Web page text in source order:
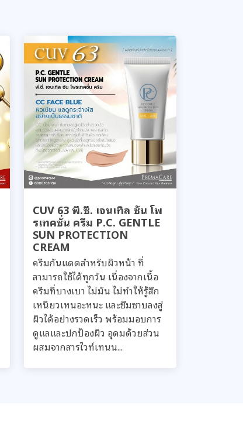
CUV 63 พี.ซี. เจนเทิล ซัน โพ
รเทคชั่น ครีม P.C. GENTLE
SUN PROTECTION
CREAM
ครีมกันแดดสำหรับผิวหน้า ที่
สามารถใช้ได้ทุกวัน เนื่องจากเนื้อ
ครีมที่บางเบา ไม่มัน ไม่ทำให้รู้สึก
เหนียวเหนอะหนะ และซึมซาบลงสู่
ผิวได้อย่างรวดเร็ว พร้อมมอบการ
ดูแลและปกป้องผิว อุดมด้วยส่วน
ผสมจากสารไวท์เทนน...